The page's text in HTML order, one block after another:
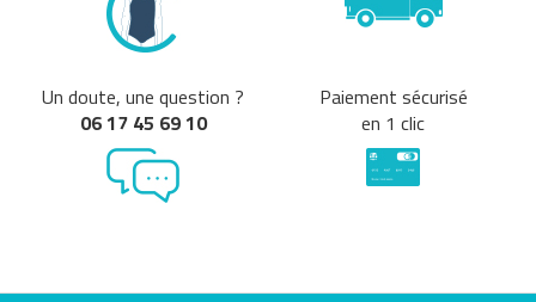
Un doute, une question ?
06 17 45 69 10
Paiement sécurisé
en 1 clic